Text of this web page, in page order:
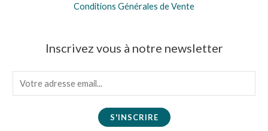
Conditions Générales de Vente
Inscrivez vous à notre newsletter
m
S'INSCRIRE